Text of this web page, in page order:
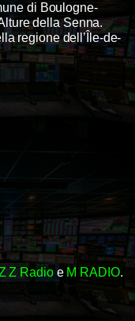
di Boulogne-
della Senna.
regione dell’Île-de-
Z Radio e M RADIO.